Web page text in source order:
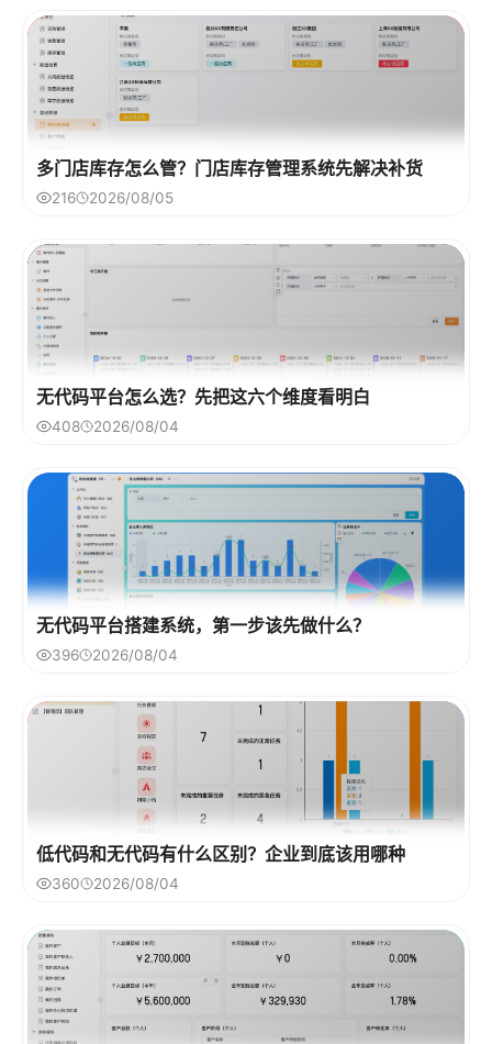
多门店库存怎么管？门店库存管理系统先解决补货
216 2026/08/05
无代码平台怎么选？先把这六个维度看明白
408 2026/08/04
无代码平台搭建系统，第一步该先做什么？
396 2026/08/04
低代码和无代码有什么区别？企业到底该用哪种
360 2026/08/04